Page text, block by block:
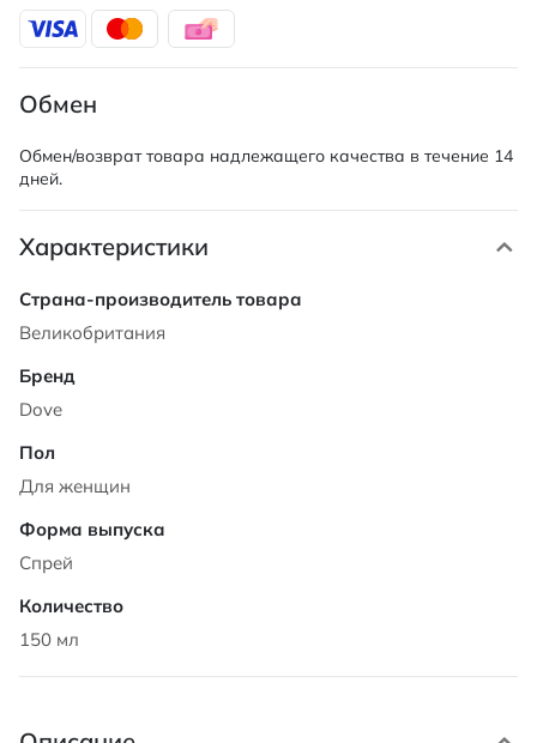
Обмен
Обмен/возврат товара надлежащего качества в течение 14
дней.
Характеристики
Характеристики
Великобритания
Dove
Для женщин
Спрей
150 мл